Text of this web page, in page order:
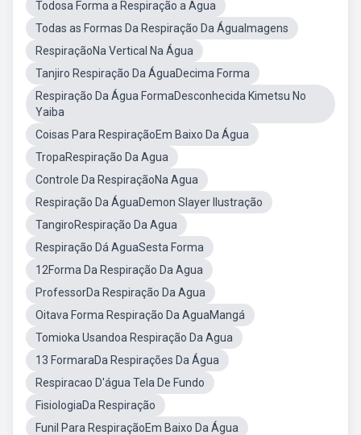
Todosa Forma a Respiração a Agua
Todas as Formas Da Respiração Da ÁguaImagens
RespiraçãoNa Vertical Na Água
Tanjiro Respiração Da ÁguaDecima Forma
Respiração Da Água FormaDesconhecida Kimetsu No
Yaiba
Coisas Para RespiraçãoEm Baixo Da Água
TropaRespiração Da Agua
Controle Da RespiraçãoNa Agua
Respiração Da ÁguaDemon Slayer Ilustração
TangiroRespiração Da Agua
Respiração Dá AguaSesta Forma
12Forma Da Respiração Da Agua
ProfessorDa Respiração Da Agua
Oitava Forma Respiração Da AguaMangá
Tomioka Usandoa Respiração Da Agua
13 FormaraDa Respirações Da Água
Respiracao D'água Tela De Fundo
FisiologiaDa Respiração
Funil Para RespiraçãoEm Baixo Da Água